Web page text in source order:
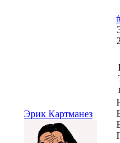
Эрик Картманез